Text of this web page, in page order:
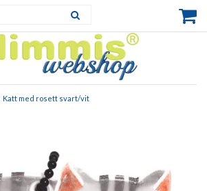
Katt med rosett svart/vit